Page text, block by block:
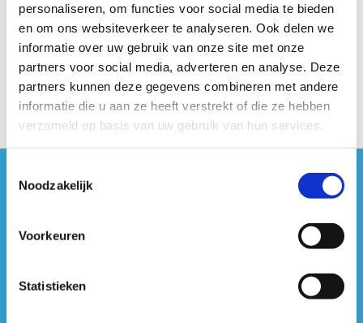
personaliseren, om functies voor social media te bieden
en om ons websiteverkeer te analyseren. Ook delen we
informatie over uw gebruik van onze site met onze
partners voor social media, adverteren en analyse. Deze
partners kunnen deze gegevens combineren met andere
informatie die u aan ze heeft verstrekt of die ze hebben
verzameld op basis van uw gebruik van hun services.
Noodzakelijk
Voorkeuren
Statistieken
#sportersbelevenmeer